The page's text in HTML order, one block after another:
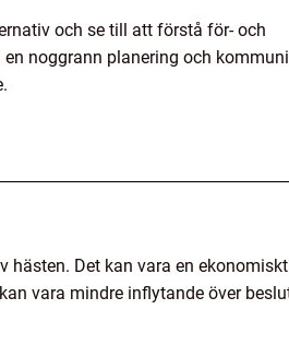
och se till att förstå för- och
noggrann planering och
hästen. Det kan vara en ekonomiskt
vara mindre inflytande över